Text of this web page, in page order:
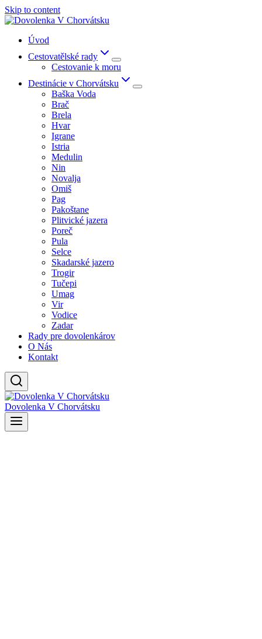
Skip to content
Úvod
Cestovatělské rady
Cestovanie k moru
Destinácie v Chorvátsku
Baška Voda
Brač
Brela
Hvar
Igrane
Istria
Medulin
Nin
Novalja
Omiš
Pag
Pakoštane
Plitvické jazera
Poreč
Pula
Selce
Skadarské jazero
Trogir
Tučepi
Umag
Vir
Vodice
Zadar
Rady pre dovolenkárov
O Nás
Kontakt
Dovolenka V Chorvátsku